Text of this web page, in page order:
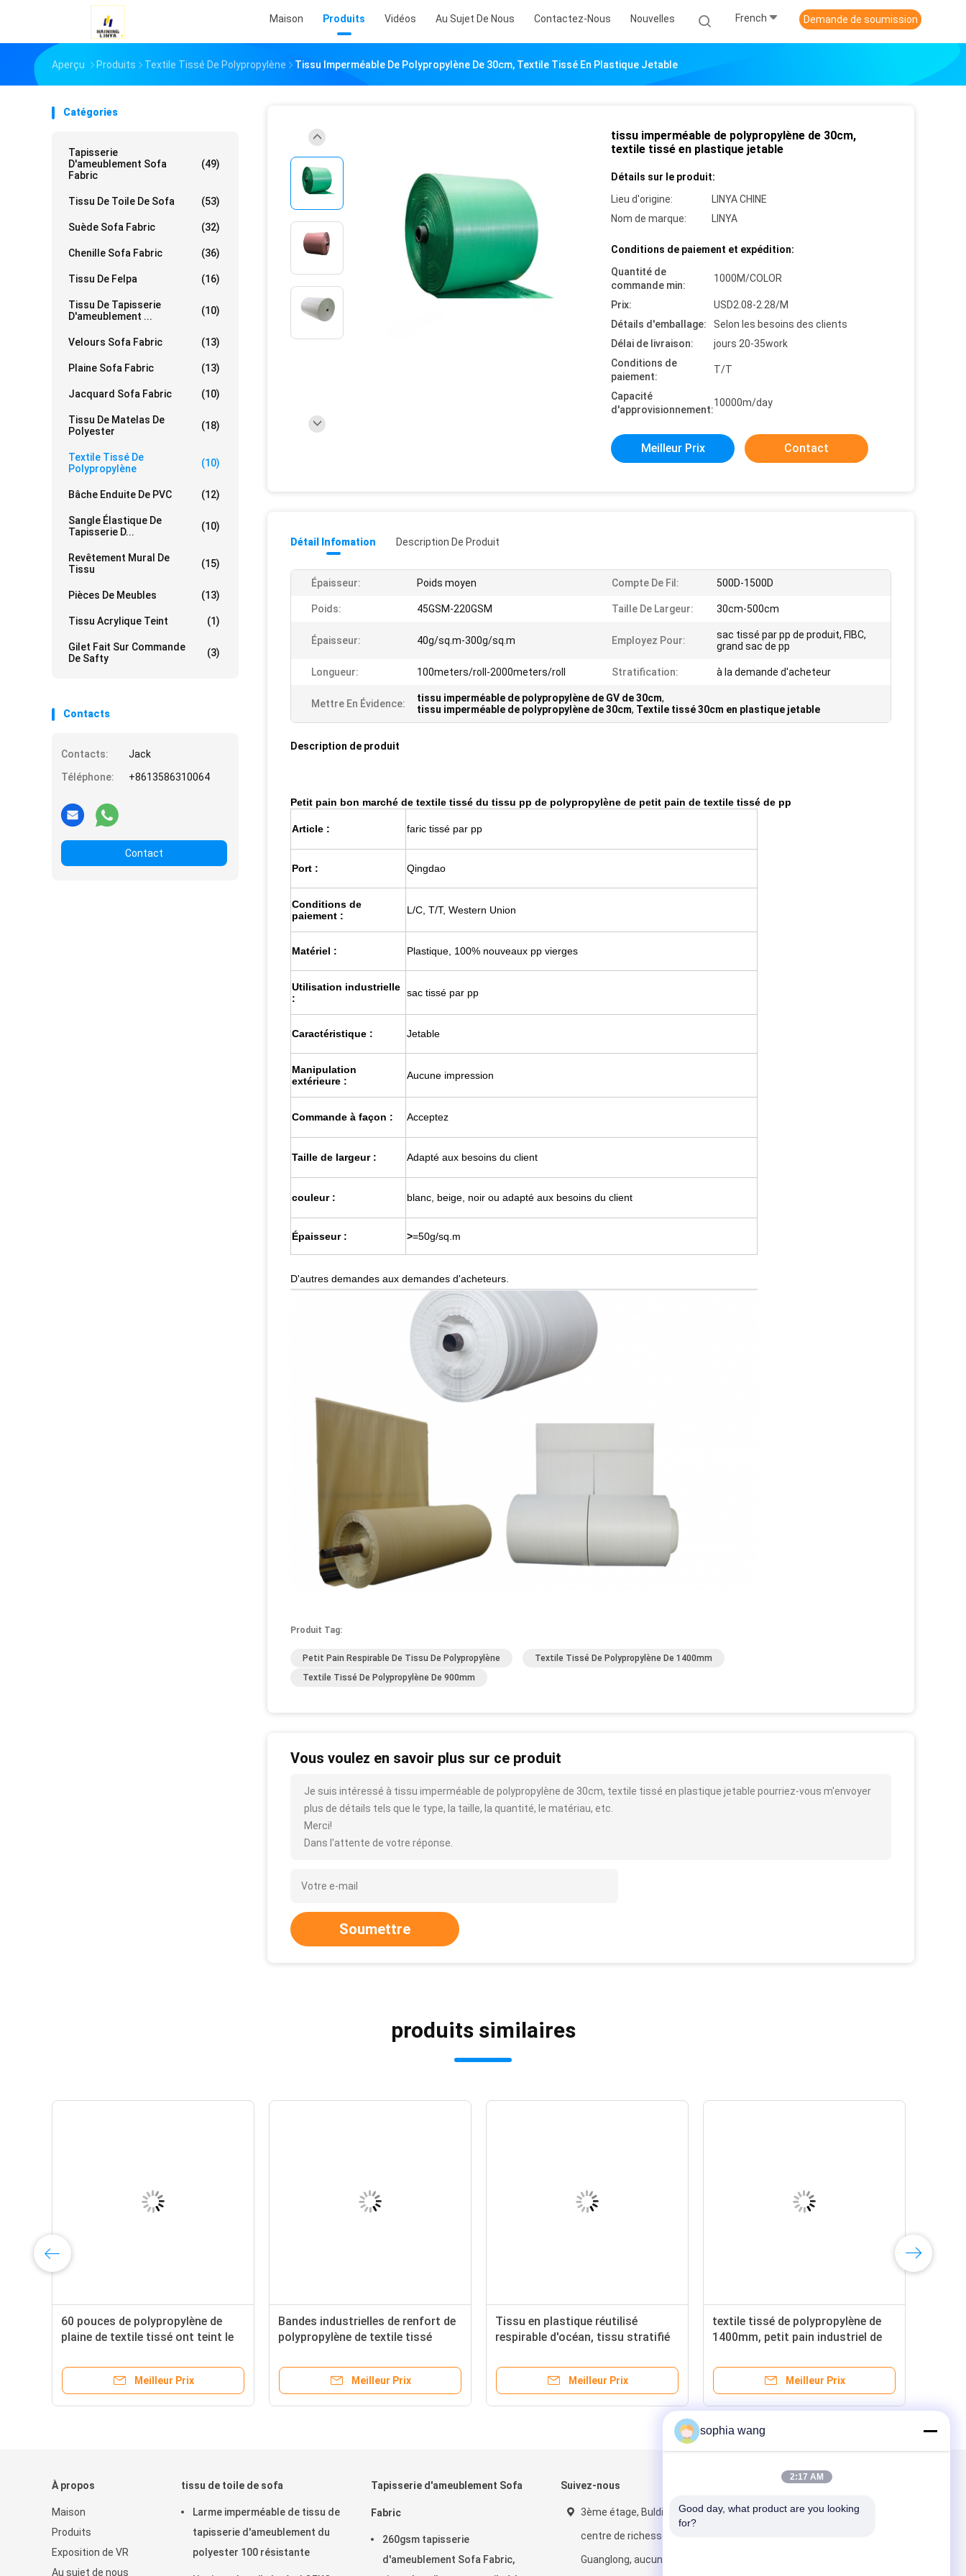
Maison Produits Vidéos Au Sujet De Nous Contactez-Nous Nouvelles French Demande de soumission
Aperçu Produits Textile Tissé De Polypropylène Tissu Imperméable De Polypropylène De 30cm, Textile Tissé En Plastique Jetable
Catégories
Tapisserie
D'ameublement Sofa
Fabric
(49)
Tissu De Toile De Sofa (53)
Suède Sofa Fabric (32)
Chenille Sofa Fabric (36)
Tissu De Felpa (16)
Tissu De Tapisserie
D'ameublement ...
(10)
Velours Sofa Fabric (13)
Plaine Sofa Fabric (13)
Jacquard Sofa Fabric (10)
Tissu De Matelas De
Polyester
(18)
Textile Tissé De
Polypropylène
(10)
Bâche Enduite De PVC (12)
Sangle Élastique De
Tapisserie D...
(10)
Revêtement Mural De
Tissu
(15)
Pièces De Meubles (13)
Tissu Acrylique Teint (1)
Gilet Fait Sur Commande
De Safty
(3)
Contacts
Contacts:
Jack
Téléphone:
+8613586310064
Contact
tissu imperméable de polypropylène de 30cm,
textile tissé en plastique jetable
Détails sur le produit:
Lieu d'origine:
LINYA CHINE
Nom de marque:
LINYA
Conditions de paiement et expédition:
Quantité de
commande min:
1000M/COLOR
Prix:
USD2.08-2.28/M
Détails d'emballage:
Selon les besoins des clients
Délai de livraison:
jours 20-35work
Conditions de
paiement:
T/T
Capacité
d'approvisionnement:
10000m/day
Meilleur Prix Contact
Détail Infomation Description De Produit
Épaisseur: Poids moyen Compte De Fil: 500D-1500D
Poids: 45GSM-220GSM Taille De Largeur: 30cm-500cm
Épaisseur: 40g/sq.m-300g/sq.m Employez Pour:
sac tissé par pp de produit, FIBC,
grand sac de pp
Longueur: 100meters/roll-2000meters/roll Stratification: à la demande d'acheteur
Mettre En Évidence: tissu imperméable de polypropylène de GV de 30cm,
tissu imperméable de polypropylène de 30cm, Textile tissé 30cm en plastique jetable
Description de produit
Petit pain bon marché de textile tissé du tissu pp de polypropylène de petit pain de textile tissé de pp
Article : faric tissé par pp
Port : Qingdao
Conditions de
paiement :
L/C, T/T, Western Union
Matériel : Plastique, 100% nouveaux pp vierges
Utilisation industrielle
:
sac tissé par pp
Caractéristique : Jetable
Manipulation
extérieure :
Aucune impression
Commande à façon : Acceptez
Taille de largeur : Adapté aux besoins du client
couleur : blanc, beige, noir ou adapté aux besoins du client
Épaisseur : >=50g/sq.m
D'autres demandes aux demandes d'acheteurs.
Produit Tag:
Petit Pain Respirable De Tissu De Polypropylène
Textile Tissé De Polypropylène De 1400mm
Textile Tissé De Polypropylène De 900mm
Vous voulez en savoir plus sur ce produit
Je suis intéressé à tissu imperméable de polypropylène de 30cm, textile tissé en plastique jetable pourriez-vous m'envoyer
plus de détails tels que le type, la taille, la quantité, le matériau, etc.
Merci!
Dans l'attente de votre réponse.
Soumettre
produits similaires
60 pouces de polypropylène de
plaine de textile tissé ont teint le
Meilleur Prix
Bandes industrielles de renfort de
polypropylène de textile tissé
nourriture
Meilleur Prix
Tissu en plastique réutilisé
respirable d'océan, tissu stratifié
Meilleur Prix
textile tissé de polypropylène de
1400mm, petit pain industriel de
Meilleur Prix
À propos
Maison
Produits
Exposition de VR
Au sujet de nous
tissu de toile de sofa
Larme imperméable de tissu de
tapisserie d'ameublement du
polyester 100 résistante
Tapisserie d'ameublement Sofa
Fabric
260gsm tapisserie
d'ameublement Sofa Fabric,
Suivez-nous
3ème étage, Bulding 7,
centre de richesse de
Guanglong, aucun 238, route
Mail nous
sophia wang
2:17 AM
Good day, what product are you looking
for?